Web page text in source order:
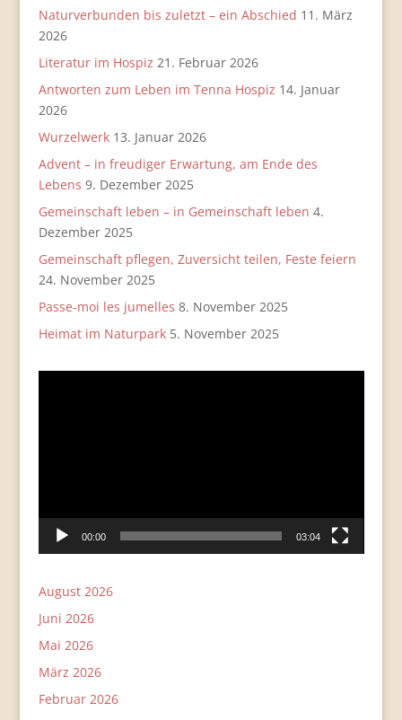
Naturverbunden bis zuletzt – ein Abschied 11. März
2026
Literatur im Hospiz 21. Februar 2026
Antworten zum Leben im Tenna Hospiz 14. Januar
2026
Wurzelwerk 13. Januar 2026
Advent – in freudiger Erwartung, am Ende des
Lebens 9. Dezember 2025
Gemeinschaft leben – in Gemeinschaft leben 4.
Dezember 2025
Gemeinschaft pflegen, Zuversicht teilen, Feste feiern
24. November 2025
Passe-moi les jumelles 8. November 2025
Heimat im Naturpark 5. November 2025
00:00 03:04
August 2026
Juni 2026
Mai 2026
März 2026
Februar 2026